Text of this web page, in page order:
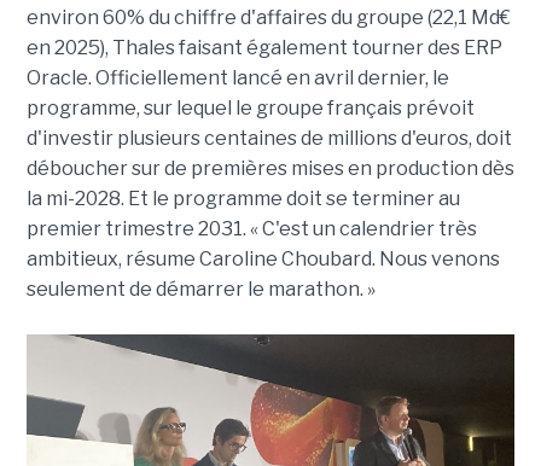
environ 60% du chiffre d'affaires du groupe (22,1 Md€
en 2025), Thales faisant également tourner des ERP
Oracle. Officiellement lancé en avril dernier, le
programme, sur lequel le groupe français prévoit
d'investir plusieurs centaines de millions d'euros, doit
déboucher sur de premières mises en production dès
la mi-2028. Et le programme doit se terminer au
premier trimestre 2031. « C'est un calendrier très
ambitieux, résume Caroline Choubard. Nous venons
seulement de démarrer le marathon. »